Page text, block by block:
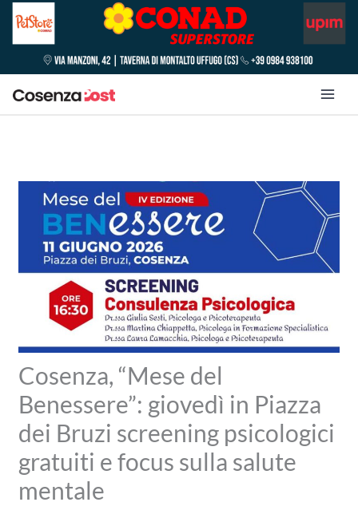
Cosenza, “Mese del
Benessere”: giovedì in Piazza
dei Bruzi screening psicologici
gratuiti e focus sulla salute
mentale